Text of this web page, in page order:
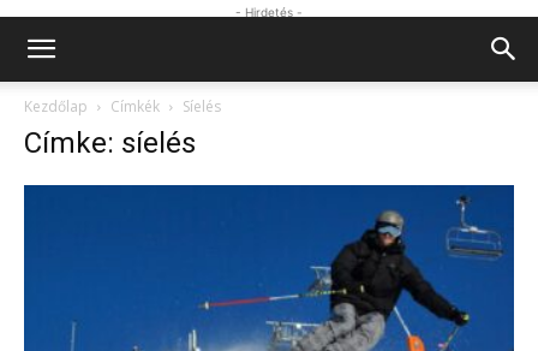
- Hirdetés -
Kezdőlap Címkék Síelés
Címke: síelés